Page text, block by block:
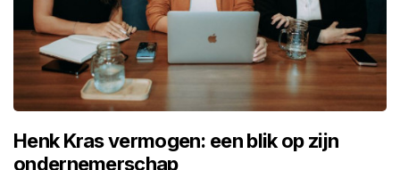
Henk Kras vermogen: een blik op zijn
ondernemerschap